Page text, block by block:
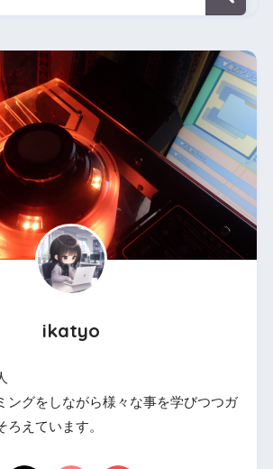
ikatyo
ングをしながら様々な事を学びつつガ
ろえています。